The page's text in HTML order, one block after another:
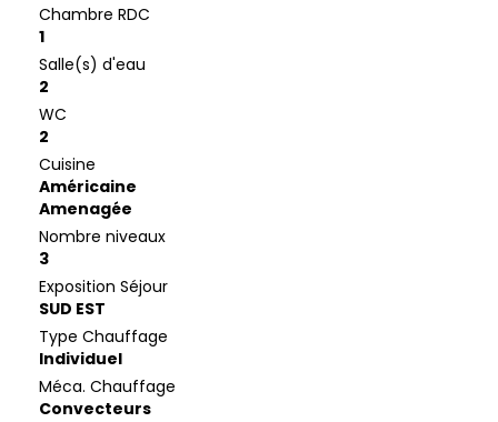
Chambre RDC
1
Salle(s) d'eau
2
WC
2
Cuisine
Américaine
Amenagée
Nombre niveaux
3
Exposition Séjour
SUD EST
Type Chauffage
Individuel
Méca. Chauffage
Convecteurs